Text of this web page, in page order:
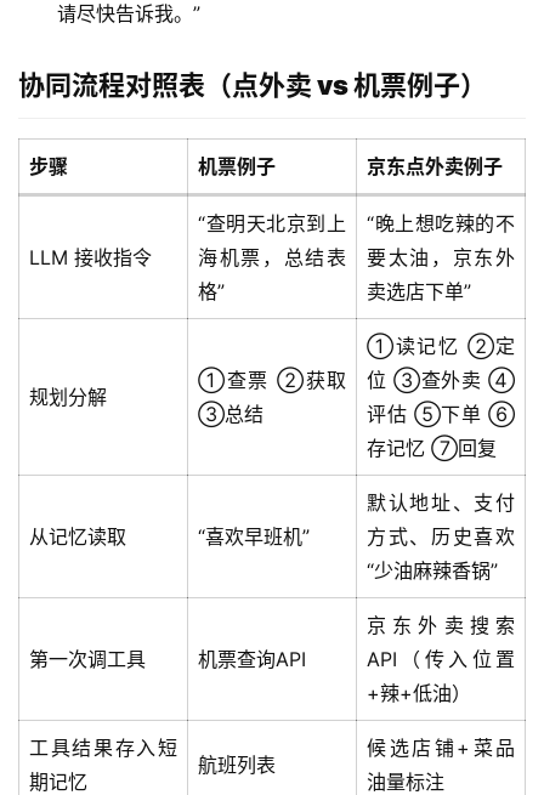
用
请尽快告诉我。”
协同流程对照表（点外卖 vs 机票例子）
步骤 机票例子 京东点外卖例子
LLM 接收指令
“查明天北京到上
海机票，总结表
格”
“晚上想吃辣的不
要太油，京东外
卖选店下单”
规划分解
①查票 ②获取
③总结
①读记忆 ②定
位 ③查外卖 ④
评估 ⑤下单 ⑥
存记忆 ⑦回复
从记忆读取 “喜欢早班机”
默认地址、支付
方式、历史喜欢
“少油麻辣香锅”
第一次调工具 机票查询API
京东外卖搜索
API（传入位置
+辣+低油）
工具结果存入短
期记忆
航班列表
候选店铺+菜品
油量标注